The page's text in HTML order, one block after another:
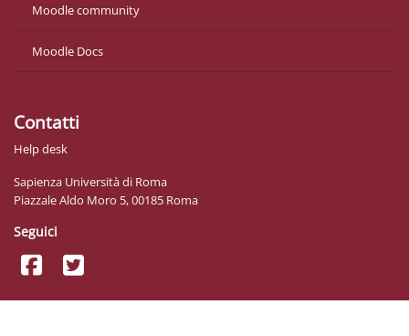
Moodle community
Moodle Docs
Contatti
Help desk
Sapienza Università di Roma
Piazzale Aldo Moro 5, 00185 Roma
Seguici